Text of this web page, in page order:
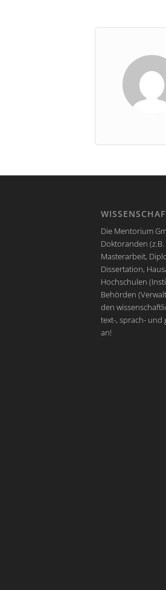
Die Mentorium
Doktoranden
Masterarbeit,
Dissertation,
Hochschulen
Behörden
den
text-, sprach- und
an!